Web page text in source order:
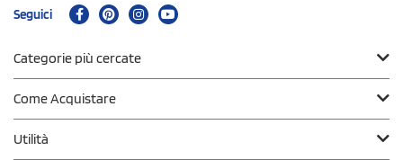
Seguici
Categorie più cercate
Come Acquistare
Utilità